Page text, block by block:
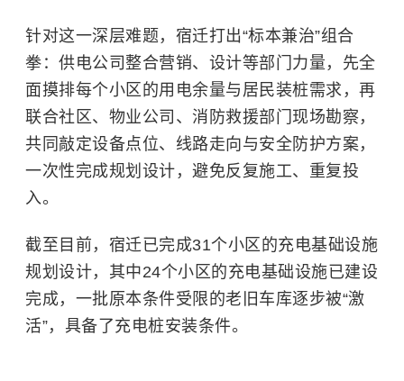
针对这一深层难题，宿迁打出“标本兼治”组合
拳：供电公司整合营销、设计等部门力量，先全
面摸排每个小区的用电余量与居民装桩需求，再
联合社区、物业公司、消防救援部门现场勘察，
共同敲定设备点位、线路走向与安全防护方案，
一次性完成规划设计，避免反复施工、重复投
入。
截至目前，宿迁已完成31个小区的充电基础设施
规划设计，其中24个小区的充电基础设施已建设
完成，一批原本条件受限的老旧车库逐步被“激
活”，具备了充电桩安装条件。